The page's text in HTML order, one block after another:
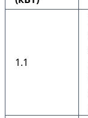
1.1